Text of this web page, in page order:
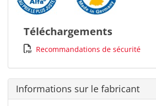
Téléchargements
Recommandations de sécurité
Informations sur le fabricant